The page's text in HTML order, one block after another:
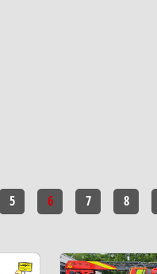
5 6 7 8